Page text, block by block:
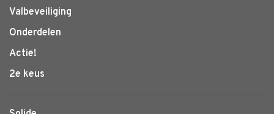
Valbeveiliging
Onderdelen
Actie!
2e keus